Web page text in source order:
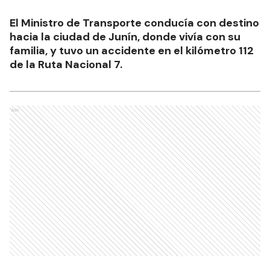
El Ministro de Transporte conducía con destino
hacia la ciudad de Junín, donde vivía con su
familia, y tuvo un accidente en el kilómetro 112
de la Ruta Nacional 7.
Ads